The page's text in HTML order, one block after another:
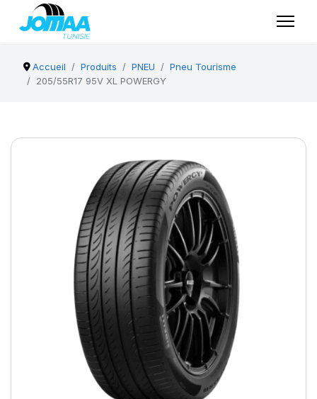
Accueil Produits PNEU
Pneu Tourisme
205/55R17 95V XL POWERGY